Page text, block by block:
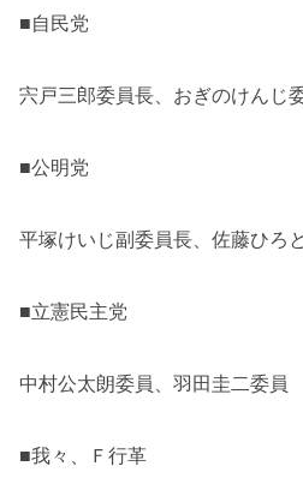
■自民党
宍戸三郎委員長、おぎのけんじ
■公明党
平塚けいじ副委員長、佐藤ひろ
■立憲民主党
中村公太朗委員、羽田圭二委員
■我々、Ｆ行革